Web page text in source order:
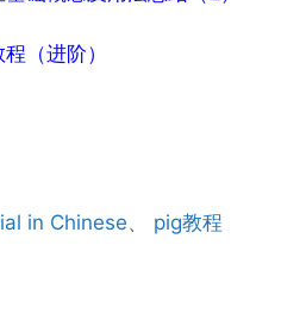
（进阶）
in Chinese、 pig教程